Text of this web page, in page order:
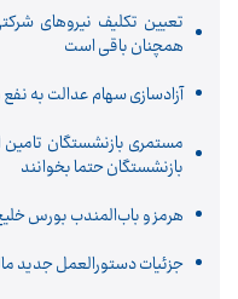
تعیین تکلیف نیروهای
همچنان باقی است
آزادسازی سهام عدالت به
مستمری بازنشستگان
بازنشستگان حتما بخوانند
هرمز و باب‌المندب بورس
جزئیات دستورالعمل جدید